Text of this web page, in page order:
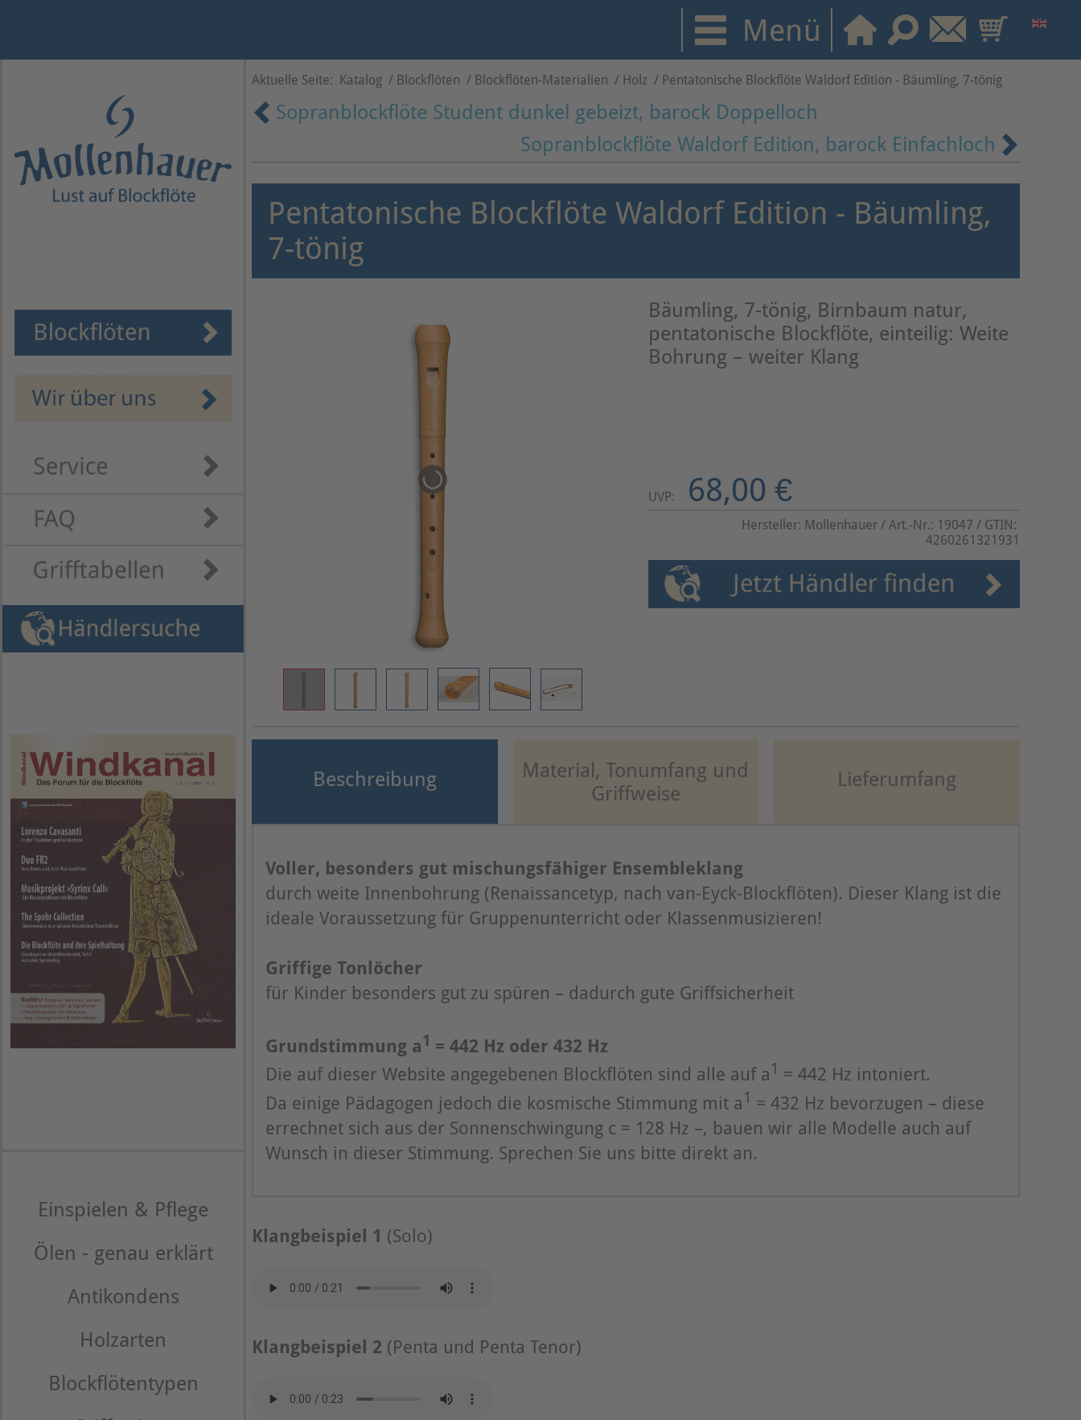
Einspielen & Pflege
Ölen - genau erklärt
Antikondens
Holzarten
Blockflötentypen
Aktuelle Seite: Katalog / Blockflöten / Blockflöten-Materialien / Holz / Pentatonische Blockflöte Waldorf Edition - Bäumling, 7-tönig
Sopranblockflöte Student dunkel gebeizt, barock Doppelloch
Sopranblockflöte Waldorf Edition, barock Einfachloch
Pentatonische Blockflöte Waldorf Edition - Bäumling,
7-tönig
Bäumling, 7-tönig, Birnbaum natur,
pentatonische Blockflöte, einteilig: Weite
Bohrung – weiter Klang
UVP: 68,00 €
Hersteller: Mollenhauer / Art.-Nr.: 19047 / GTIN:
4260261321931
Beschreibung
Material, Tonumfang und
Griffweise
Lieferumfang
Voller, besonders gut mischungsfähiger Ensembleklang
durch weite Innenbohrung (Renaissancetyp, nach van-Eyck-Blockflöten). Dieser Klang ist die
ideale Voraussetzung für Gruppenunterricht oder Klassenmusizieren!
Griffige Tonlöcher
für Kinder besonders gut zu spüren – dadurch gute Griffsicherheit
Grundstimmung a1 = 442 Hz oder 432 Hz
Die auf dieser Website angegebenen Blockflöten sind alle auf a1 = 442 Hz intoniert.
Da einige Pädagogen jedoch die kosmische Stimmung mit a1 = 432 Hz bevorzugen – diese
errechnet sich aus der Sonnenschwingung c = 128 Hz –, bauen wir alle Modelle auch auf
Wunsch in dieser Stimmung. Sprechen Sie uns bitte direkt an.
Klangbeispiel 1 (Solo)
Klangbeispiel 2 (Penta und Penta Tenor)